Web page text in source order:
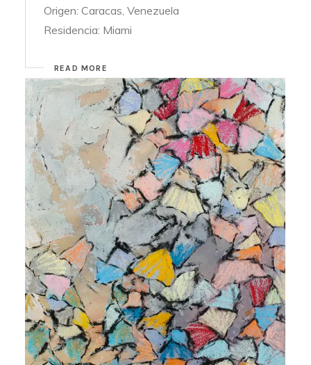
Origen: Caracas, Venezuela
Residencia: Miami
READ MORE